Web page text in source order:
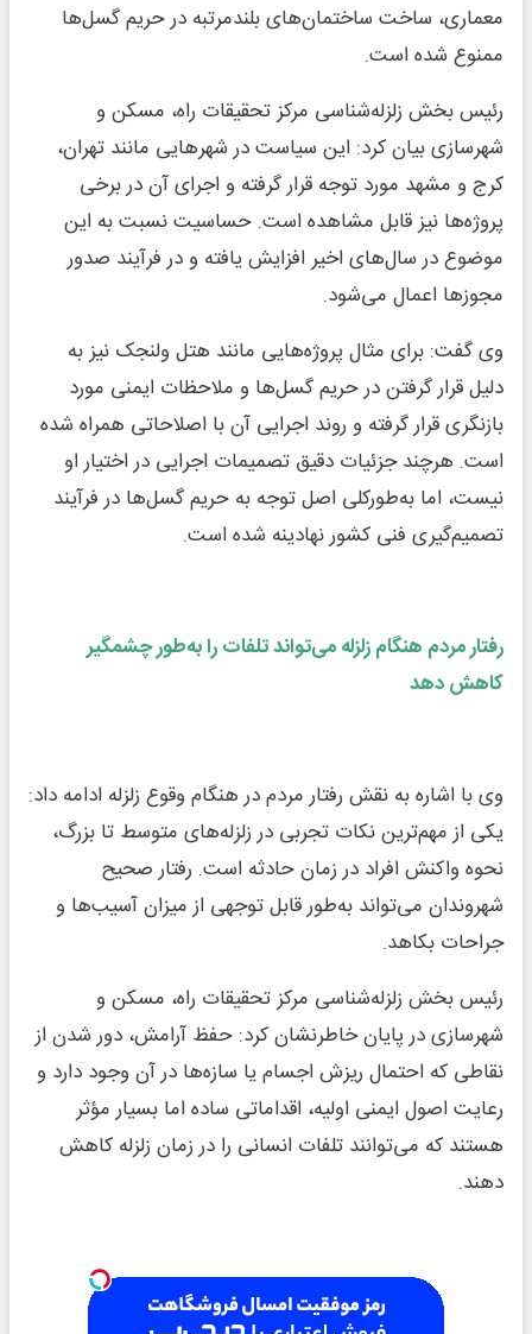
معماری، ساخت ساختمان‌های بلندمرتبه در حریم گسل‌ها
ممنوع شده است.
رئیس بخش زلزله‌شناسی مرکز تحقیقات راه، مسکن و
شهرسازی بیان کرد: این سیاست در شهرهایی مانند تهران،
کرج و مشهد مورد توجه قرار گرفته و اجرای آن در برخی
پروژه‌ها نیز قابل مشاهده است. حساسیت نسبت به این
موضوع در سال‌های اخیر افزایش یافته و در فرآیند صدور
مجوزها اعمال می‌شود.
وی گفت: برای مثال پروژه‌هایی مانند هتل ولنجک نیز به
دلیل قرار گرفتن در حریم گسل‌ها و ملاحظات ایمنی مورد
بازنگری قرار گرفته و روند اجرایی آن با اصلاحاتی همراه شده
است. هرچند جزئیات دقیق تصمیمات اجرایی در اختیار او
نیست، اما به‌طورکلی اصل توجه به حریم گسل‌ها در فرآیند
تصمیم‌گیری فنی کشور نهادینه شده است.
رفتار مردم هنگام زلزله می‌تواند تلفات را به‌طور چشمگیر
کاهش دهد
وی با اشاره به نقش رفتار مردم در هنگام وقوع زلزله ادامه داد:
یکی از مهم‌ترین نکات تجربی در زلزله‌های متوسط تا بزرگ،
نحوه واکنش افراد در زمان حادثه است. رفتار صحیح
شهروندان می‌تواند به‌طور قابل توجهی از میزان آسیب‌ها و
جراحات بکاهد.
رئیس بخش زلزله‌شناسی مرکز تحقیقات راه، مسکن و
شهرسازی در پایان خاطرنشان کرد: حفظ آرامش، دور شدن از
نقاطی که احتمال ریزش اجسام یا سازه‌ها در آن وجود دارد و
رعایت اصول ایمنی اولیه، اقداماتی ساده اما بسیار مؤثر
هستند که می‌توانند تلفات انسانی را در زمان زلزله کاهش
دهند.